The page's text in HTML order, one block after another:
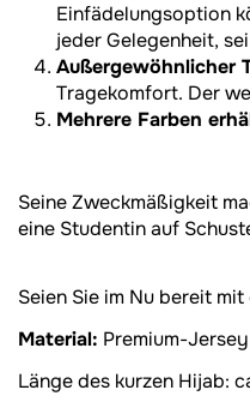
Einfädelungsoption
jeder Gelegenheit,
Außergewöhnlicher
Tragekomfort. Der
Mehrere Farben
Seine Zweckmäßigkeit
eine Studentin auf
Seien Sie im Nu bereit
Material: Premium-Jersey
Länge des kurzen Hijab: